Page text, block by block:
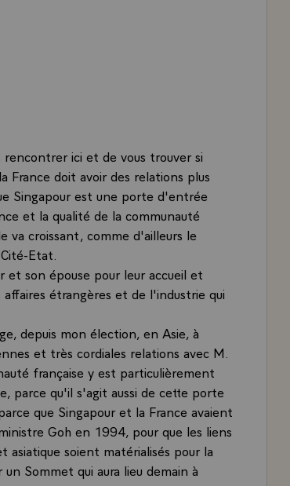
rencontrer ici et de vous trouver si
France doit avoir des relations plus
Singapour est une porte d'entrée
et la qualité de la communauté
va croissant, comme d'ailleurs le
Etat.
et son épouse pour leur accueil et
étrangères et de l'industrie qui
depuis mon élection, en Asie, à
et très cordiales relations avec M.
française y est particulièrement
parce qu'il s'agit aussi de cette porte
que Singapour et la France avaient
Goh en 1994, pour que les liens
asiatique soient matérialisés pour la
Sommet qui aura lieu demain à